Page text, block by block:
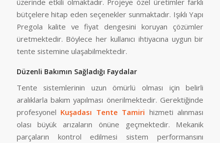
üzerinde etkili olmaktadır. Projeye özel üretimler farklı
bütçelere hitap eden seçenekler sunmaktadır. Işıklı Yapı
Pregola kalite ve fiyat dengesini koruyan çözümler
üretmektedir. Böylece her kullanıcı ihtiyacına uygun bir
tente sistemine ulaşabilmektedir.
Düzenli Bakımın Sağladığı Faydalar
Tente sistemlerinin uzun ömürlü olması için belirli
aralıklarla bakım yapılması önerilmektedir. Gerektiğinde
profesyonel Kuşadası Tente Tamiri hizmeti alınması
olası büyük arızaların önüne geçmektedir. Mekanik
parçaların kontrol edilmesi sistem performansını